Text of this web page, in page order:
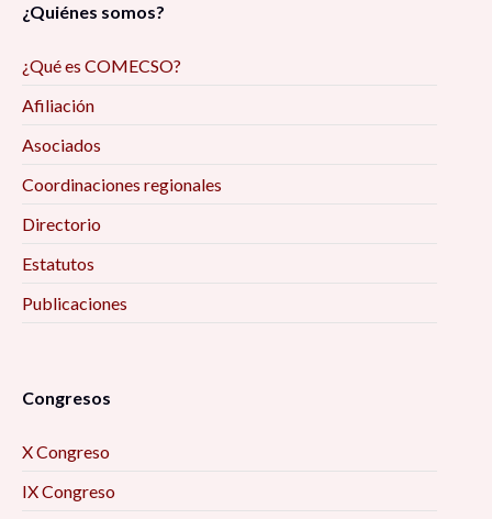
¿Quiénes somos?
¿Qué es COMECSO?
Afiliación
Asociados
Coordinaciones regionales
Directorio
Estatutos
Publicaciones
Congresos
X Congreso
IX Congreso